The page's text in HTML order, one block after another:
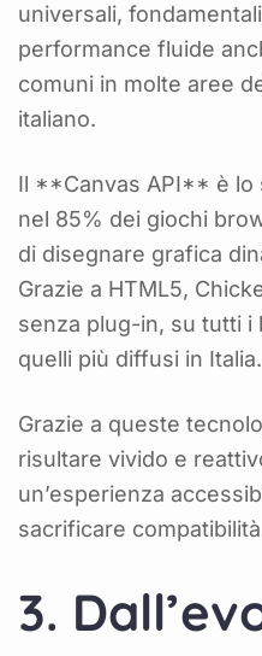
universali,
performance fluide
comuni in molte aree
italiano.
Il **Canvas API** è lo
nel 85% dei giochi
di disegnare grafica
Grazie a HTML5,
senza plug-in, su tutti i
quelli più diffusi in Italia.
Grazie a queste
risultare vivido e
un’esperienza
sacrificare
3.